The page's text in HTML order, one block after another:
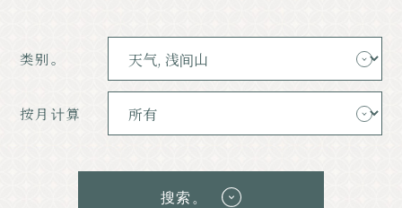
了解轻井泽
美食家
示范课程
类别。
按月计算
搜索。